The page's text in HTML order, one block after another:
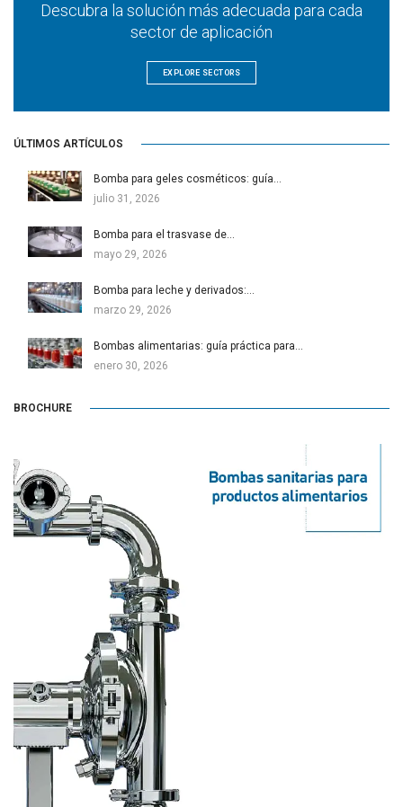
Descubra la solución más adecuada para cada
sector de aplicación
EXPLORE SECTORS
ÚLTIMOS ARTÍCULOS
Bomba para geles cosméticos: guía…
julio 31, 2026
Bomba para el trasvase de…
mayo 29, 2026
Bomba para leche y derivados:…
marzo 29, 2026
Bombas alimentarias: guía práctica para…
enero 30, 2026
BROCHURE